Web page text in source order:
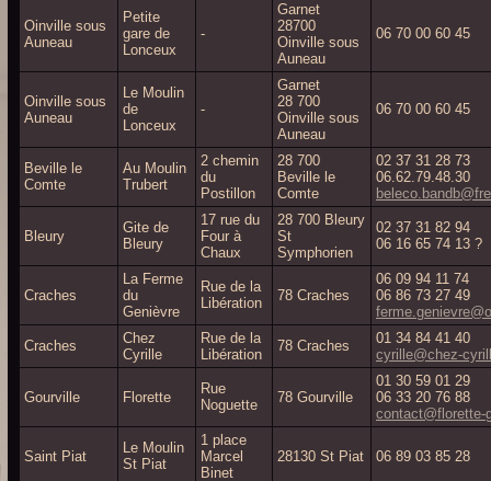
Oinville sous
Auneau
Petite
gare de
Lonceux
-
Garnet
28700
Oinville sous
Auneau
06 70 00 60 45
Oinville sous
Auneau
Le Moulin
de
Lonceux
-
Garnet
28 700
Oinville sous
Auneau
06 70 00 60 45
Beville le
Comte
Au Moulin
Trubert
2 chemin
du
Postillon
28 700
Beville le
Comte
02 37 31 28 73
06.62.79.48.30
Bleury
Gite de
Bleury
17 rue du
Four à
Chaux
28 700 Bleury
St
Symphorien
02 37 31 82 94
06 16 65 74 13 ?
Craches
La Ferme
du
Genièvre
Rue de la
Libération
78 Craches
06 09 94 11 74
06 86 73 27 49
Craches
Chez
Cyrille
Rue de la
Libération
78 Craches
01 34 84 41 40
cyrille@chez-
Gourville Florette
Rue
Noguette
78 Gourville
01 30 59 01 29
06 33 20 76 88
contact@florette-
Saint Piat
Le Moulin
St Piat
1 place
Marcel
Binet
28130 St Piat 06 89 03 85 28